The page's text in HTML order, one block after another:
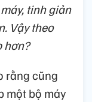
tinh giản
Vậy theo
hơn?
rằng cũng
một bộ máy